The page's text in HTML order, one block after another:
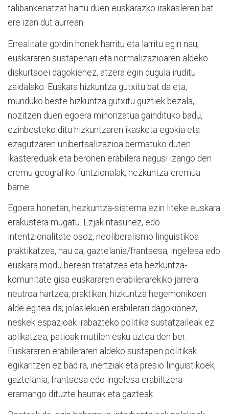
talibankeriatzat hartu duen euskarazko irakasleren bat
ere izan dut aurrean.
Errealitate gordin honek harritu eta larritu egin nau,
euskararen sustapenari eta normalizazioaren aldeko
diskurtsoei dagokienez, atzera egin dugula iruditu
zaidalako. Euskara hizkuntza gutxitu bat da eta,
munduko beste hizkuntza gutxitu guztiek bezala,
nozitzen duen egoera minorizatua gaindituko badu,
ezinbesteko ditu hizkuntzaren ikasketa egokia eta
ezagutzaren unibertsalizazioa bermatuko duten
ikastereduak eta beronen erabilera nagusi izango den
eremu geografiko-funtzionalak, hezkuntza-eremua
barne.
Egoera honetan, hezkuntza-sistema ezin liteke euskara
erakustera mugatu. Ezjakintasunez, edo
intentzionalitate osoz, neoliberalismo linguistikoa
praktikatzea, hau da, gaztelania/frantsesa, ingelesa edo
euskara modu berean tratatzea eta hezkuntza-
komunitate gisa euskararen erabilerarekiko jarrera
neutroa hartzea, praktikan, hizkuntza hegemonikoen
alde egitea da; jolaslekuen erabilerari dagokionez,
neskek espazioak irabazteko politika sustatzaileak ez
aplikatzea, patioak mutilen esku uztea den ber.
Euskararen erabileraren aldeko sustapen politikak
egikaritzen ez badira, inertziak eta presio linguistikoek,
gaztelania, frantsesa edo ingelesa erabiltzera
eramango dituzte haurrak eta gazteak.